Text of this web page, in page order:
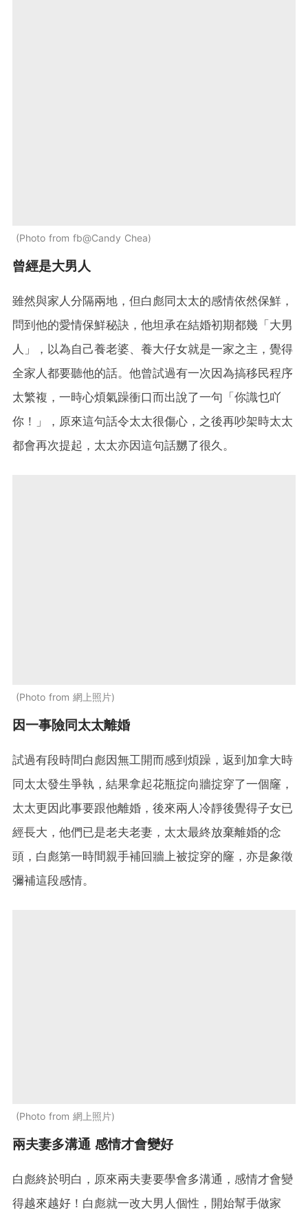
Photo from fb@Candy Chea
曾經是大男人
雖然與家人分隔兩地，但白彪同太太的感情依然保鮮，
問到他的愛情保鮮秘訣，他坦承在結婚初期都幾「大男
人」，以為自己養老婆、養大仔女就是一家之主，覺得
全家人都要聽他的話。他曾試過有一次因為搞移民程序
太繁複，一時心煩氣躁衝口而出說了一句「你識乜吖
你！」，原來這句話令太太很傷心，之後再吵架時太太
都會再次提起，太太亦因這句話嬲了很久。
Photo from 網上照片
因一事險同太太離婚
試過有段時間白彪因無工開而感到煩躁，返到加拿大時
同太太發生爭執，結果拿起花瓶掟向牆掟穿了一個窿，
太太更因此事要跟他離婚，後來兩人冷靜後覺得子女已
經長大，他們已是老夫老妻，太太最終放棄離婚的念
頭，白彪第一時間親手補回牆上被掟穿的窿，亦是象徵
彌補這段感情。
Photo from 網上照片
兩夫妻多溝通 感情才會變好
白彪終於明白，原來兩夫妻要學會多溝通，感情才會變
得越來越好！白彪就一改大男人個性，開始幫手做家